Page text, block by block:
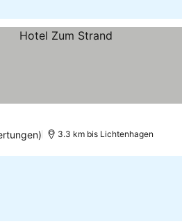
3.3 km bis Lichtenhagen